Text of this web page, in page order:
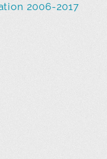
2006-2017